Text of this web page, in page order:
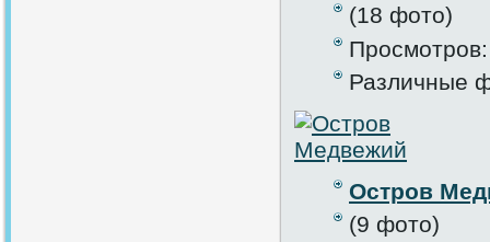
(18 фото)
Различные
Остров
(9 фото)